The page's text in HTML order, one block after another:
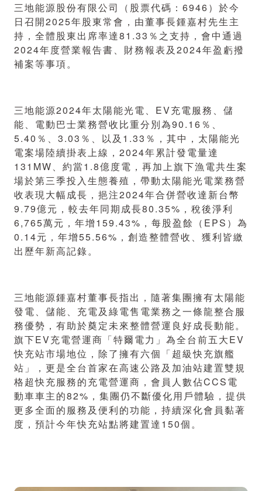
三地能源股份有限公司（股票代碼：6946）於今
日召開2025年股東常會，由董事長鍾嘉村先生主
持，全體股東出席率達81.33％之支持，會中通過
2024年度營業報告書、財務報表及2024年盈虧撥
補案等事項。
三地能源2024年太陽能光電、EV充電服務、儲
能、電動巴士業務營收比重分別為90.16％、
5.40％、3.03％、以及1.33％，其中，太陽能光
電案場陸續掛表上線，2024年累計發電量達
131MW、約當1.8億度電，再加上旗下漁電共生案
場於第三季投入生態養殖，帶動太陽能光電業務營
收表現大幅成長，挹注2024年合併營收達新台幣
9.79億元，較去年同期成長80.35%，稅後淨利
6,765萬元，年增159.43%，每股盈餘（EPS）為
0.14元，年增55.56%，創造整體營收、獲利皆繳
出歷年新高記錄。
三地能源鍾嘉村董事長指出，隨著集團擁有太陽能
發電、儲能、充電及綠電售電業務之一條龍整合服
務優勢，有助於奠定未來整體營運良好成長動能。
旗下EV充電營運商「特爾電力」為全台前五大EV
快充站市場地位，除了擁有六個「超級快充旗艦
站」，更是全台首家在高速公路及加油站建置雙規
格超快充服務的充電營運商，會員人數佔CCS電
動車車主的82%，集團仍不斷優化用戶體驗，提供
更多全面的服務及便利的功能，持續深化會員黏著
度，預計今年快充站點將建置達150個。